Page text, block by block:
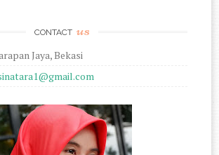
CONTACT us
Jaya, Bekasi